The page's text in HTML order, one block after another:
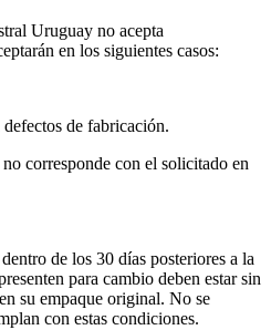
Uruguay no acepta
en los siguientes casos:
de fabricación.
corresponde con el solicitado en
de los 30 días posteriores a la
para cambio deben estar sin
su empaque original. No se
con estas condiciones.